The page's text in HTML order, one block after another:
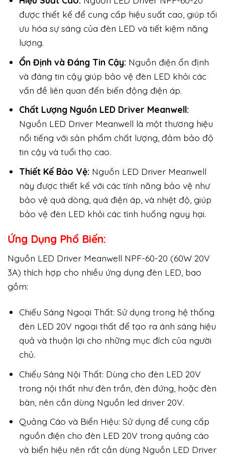
được thiết kế để cung cấp hiệu suất cao, giúp tối
ưu hóa sự sáng của đèn LED và tiết kiệm năng
lượng.
Ổn Định và Đáng Tin Cậy: Nguồn điện ổn định
và đáng tin cậy giúp bảo vệ đèn LED khỏi các
vấn đề liên quan đến biến động điện áp.
Chất Lượng Nguồn LED Driver Meanwell:
Nguồn LED Driver Meanwell là một thương hiệu
nổi tiếng với sản phẩm chất lượng, đảm bảo độ
tin cậy và tuổi thọ cao.
Thiết Kế Bảo Vệ: Nguồn LED Driver Meanwell
này được thiết kế với các tính năng bảo vệ như
bảo vệ quá dòng, quá điện áp, và nhiệt độ, giúp
bảo vệ đèn LED khỏi các tình huống nguy hại.
Ứng Dụng Phổ Biến:
Nguồn LED Driver Meanwell NPF-60-20 (60W 20V
3A) thích hợp cho nhiều ứng dụng đèn LED, bao
gồm:
Chiếu Sáng Ngoại Thất: Sử dụng trong hệ thống
đèn LED 20V ngoại thất để tạo ra ánh sáng hiệu
quả và thuận lợi cho những mục đích của người
chủ.
Chiếu Sáng Nội Thất: Dùng cho đèn LED 20V
trong nội thất như đèn trần, đèn đứng, hoặc đèn
bàn, nên cần dùng Nguồn led driver 20V.
Quảng Cáo và Biển Hiệu: Sử dụng để cung cấp
nguồn điện cho đèn LED 20V trong quảng cáo
và biển hiệu nên rất cần dùng Nguồn LED Driver